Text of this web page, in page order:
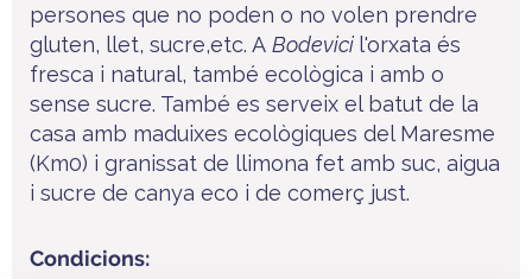
persones que no poden o no volen prendre
gluten, llet, sucre,etc. A Bodevici l'orxata és
fresca i natural, també ecològica i amb o
sense sucre. També es serveix el batut de la
casa amb maduixes ecològiques del Maresme
(Km0) i granissat de llimona fet amb suc, aigua
i sucre de canya eco i de comerç just.
Condicions: